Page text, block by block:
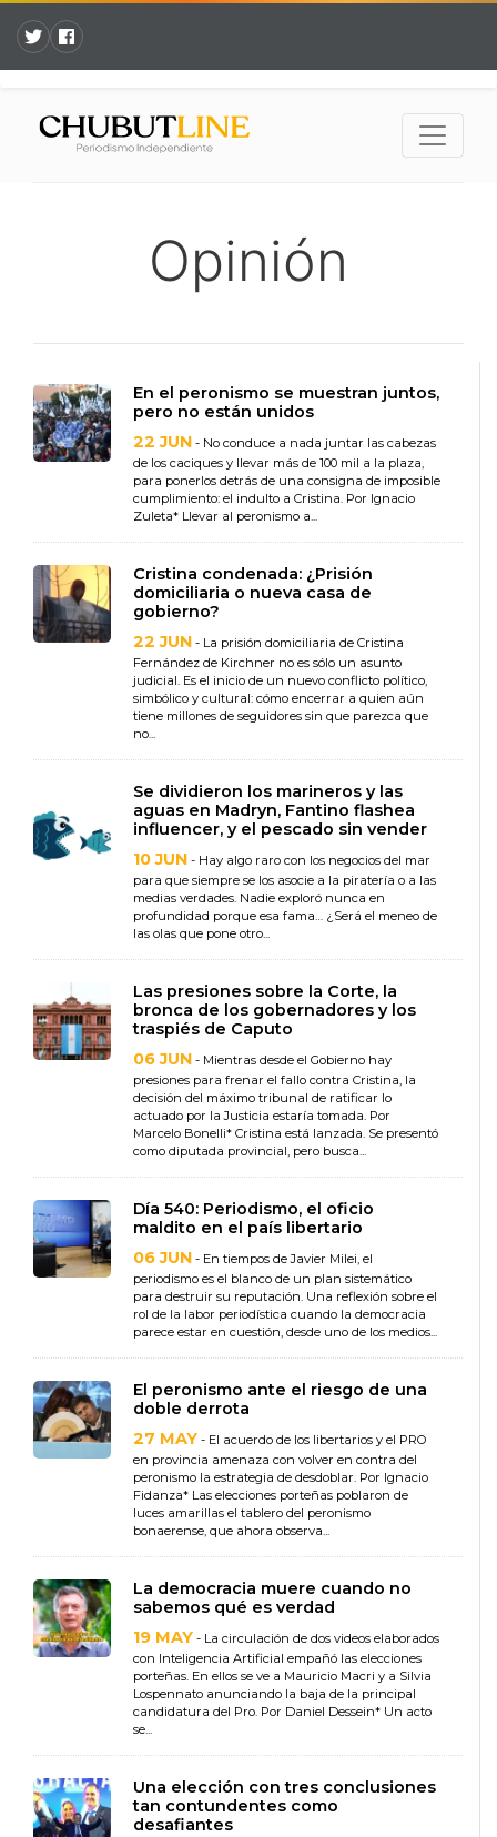
Opinión
En el peronismo se muestran juntos,
pero no están unidos
22 JUN - No conduce a nada juntar las cabezas
de los caciques y llevar más de 100 mil a la plaza,
para ponerlos detrás de una consigna de imposible
cumplimiento: el indulto a Cristina. Por Ignacio
Zuleta* Llevar al peronismo a...
Cristina condenada: ¿Prisión
domiciliaria o nueva casa de
gobierno?
22 JUN - La prisión domiciliaria de Cristina
Fernández de Kirchner no es sólo un asunto
judicial. Es el inicio de un nuevo conflicto político,
simbólico y cultural: cómo encerrar a quien aún
tiene millones de seguidores sin que parezca que
no...
Se dividieron los marineros y las
aguas en Madryn, Fantino flashea
influencer, y el pescado sin vender
10 JUN - Hay algo raro con los negocios del mar
para que siempre se los asocie a la piratería o a las
medias verdades. Nadie exploró nunca en
profundidad porque esa fama… ¿Será el meneo de
las olas que pone otro...
Las presiones sobre la Corte, la
bronca de los gobernadores y los
traspiés de Caputo
06 JUN - Mientras desde el Gobierno hay
presiones para frenar el fallo contra Cristina, la
decisión del máximo tribunal de ratificar lo
actuado por la Justicia estaría tomada. Por
Marcelo Bonelli* Cristina está lanzada. Se presentó
como diputada provincial, pero busca...
Día 540: Periodismo, el oficio
maldito en el país libertario
06 JUN - En tiempos de Javier Milei, el
periodismo es el blanco de un plan sistemático
para destruir su reputación. Una reflexión sobre el
rol de la labor periodística cuando la democracia
parece estar en cuestión, desde uno de los medios...
El peronismo ante el riesgo de una
doble derrota
27 MAY - El acuerdo de los libertarios y el PRO
en provincia amenaza con volver en contra del
peronismo la estrategia de desdoblar. Por Ignacio
Fidanza* Las elecciones porteñas poblaron de
luces amarillas el tablero del peronismo
bonaerense, que ahora observa...
La democracia muere cuando no
sabemos qué es verdad
19 MAY - La circulación de dos videos elaborados
con Inteligencia Artificial empañó las elecciones
porteñas. En ellos se ve a Mauricio Macri y a Silvia
Lospennato anunciando la baja de la principal
candidatura del Pro. Por Daniel Dessein* Un acto
se...
Una elección con tres conclusiones
tan contundentes como
desafiantes